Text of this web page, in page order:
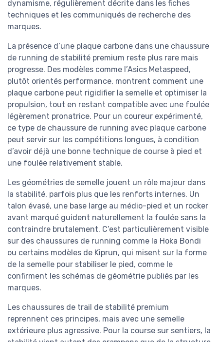
dynamisme, régulièrement décrite dans les fiches
techniques et les communiqués de recherche des
marques.
La présence d’une plaque carbone dans une chaussure
de running de stabilité premium reste plus rare mais
progresse. Des modèles comme l’Asics Metaspeed,
plutôt orientés performance, montrent comment une
plaque carbone peut rigidifier la semelle et optimiser la
propulsion, tout en restant compatible avec une foulée
légèrement pronatrice. Pour un coureur expérimenté,
ce type de chaussure de running avec plaque carbone
peut servir sur les compétitions longues, à condition
d’avoir déjà une bonne technique de course à pied et
une foulée relativement stable.
Les géométries de semelle jouent un rôle majeur dans
la stabilité, parfois plus que les renforts internes. Un
talon évasé, une base large au médio-pied et un rocker
avant marqué guident naturellement la foulée sans la
contraindre brutalement. C’est particulièrement visible
sur des chaussures de running comme la Hoka Bondi
ou certains modèles de Kiprun, qui misent sur la forme
de la semelle pour stabiliser le pied, comme le
confirment les schémas de géométrie publiés par les
marques.
Les chaussures de trail de stabilité premium
reprennent ces principes, mais avec une semelle
extérieure plus agressive. Pour la course sur sentiers, la